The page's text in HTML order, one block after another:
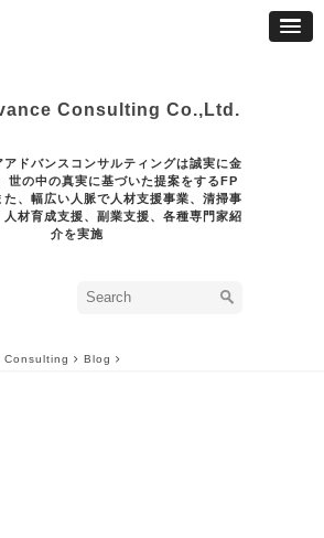
Consulting Co.,Ltd.
アドバンスコンサルティングは誠実に金
世の中の真実に基づいた提案をするFP
た、幅広い人脈で人材支援事業、清掃事
人材育成支援、副業支援、各種専門家紹
介を実施
Consulting Blog